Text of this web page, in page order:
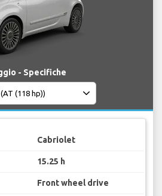
- Specifiche
Cabriolet
15.25 h
Front wheel drive